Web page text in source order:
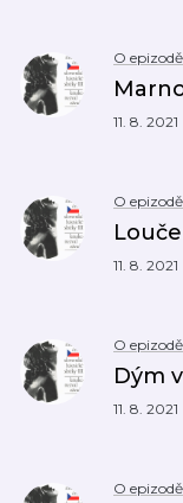
O epizodě
11. 8. 2021
O epizodě
11. 8. 2021
O epizodě
Dým
11. 8. 2021
O epizodě